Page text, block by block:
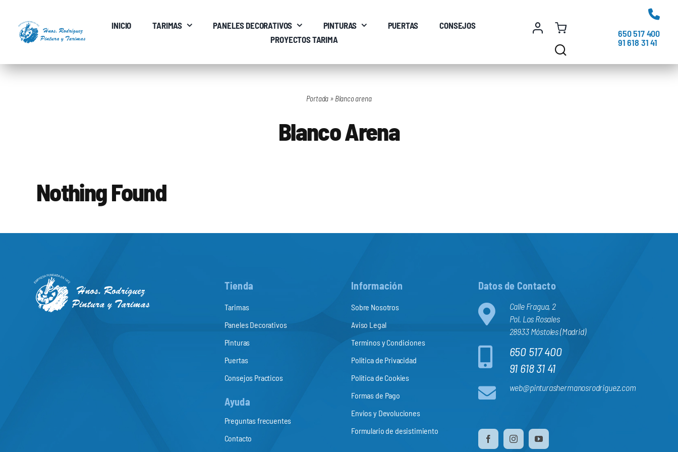
contenido
INICIO TARIMAS PANELES DECORATIVOS PINTURAS PUERTAS
CONSEJOS
PROYECTOS TARIMA
650 517 400
91 618 31 41
Portada » Blanco arena
Blanco Arena
Nothing Found
Tienda
Tarimas
Paneles Decorativos
Pinturas
Puertas
Consejos Practicos
Ayuda
Preguntas frecuentes
Contacto
Información
Sobre Nosotros
Aviso Legal
Terminos y Condiciones
Politica de Privacidad
Politica de Cookies
Formas de Pago
Envios y Devoluciones
Formulario de desistimiento
Datos de Contacto
Calle Fragua, 2
Pol. Los Rosales
28933 Móstoles (Madrid)
650 517 400
91 618 31 41
web@pinturashermanosrodriguez.com